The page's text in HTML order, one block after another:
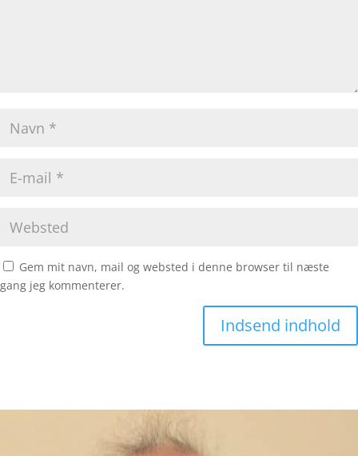
Gem mit navn, mail og websted i denne browser til næste
gang jeg kommenterer.
Indsend indhold